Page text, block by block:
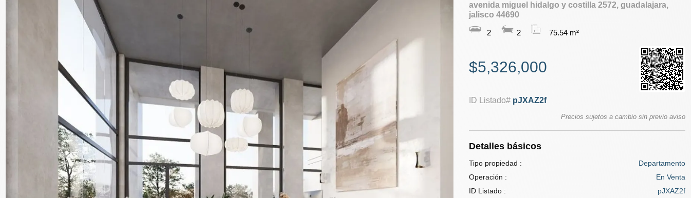
avenida miguel hidalgo y costilla 2572, guadalajara,
jalisco 44690
2 2 75.54 m²
$5,326,000
ID Listado# pJXAZ2f
Precios sujetos a cambio sin previo aviso
Detalles básicos
Tipo propiedad :
Departamento
Operación :
En Venta
ID Listado :
pJXAZ2f